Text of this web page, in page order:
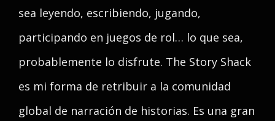
sea leyendo, escribiendo, jugando,
participando en juegos de rol… lo que sea,
probablemente lo disfrute. The Story Shack
es mi forma de retribuir a la comunidad
global de narración de historias. Es una gran